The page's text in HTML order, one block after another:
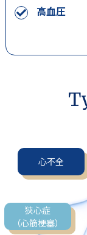
高血圧
心不全
狭心症
（心筋梗塞）